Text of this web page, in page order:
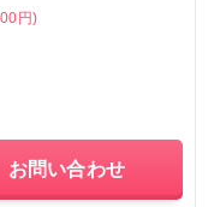
円)
お問い合わせ